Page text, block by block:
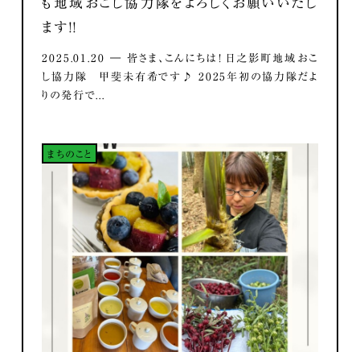
ます！！
2025.01.20 ― 皆さま、こんにちは！ 日之影町地域おこ
し協力隊 甲斐未有希です♪ 2025年初の協力隊だよ
りの発行で...
まちのこと